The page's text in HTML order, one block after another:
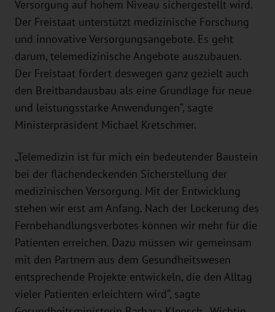
Versorgung auf hohem Niveau sichergestellt wird.
Der Freistaat unterstützt medizinische Forschung
und innovative Versorgungsangebote. Es geht
darum, telemedizinische Angebote auszubauen.
Der Freistaat fördert deswegen ganz gezielt auch
den Breitbandausbau als eine Grundlage für neue
und leistungsstarke Anwendungen“, sagte
Ministerpräsident Michael Kretschmer.
„Telemedizin ist für mich ein bedeutender Baustein
bei der flächendeckenden Sicherstellung der
medizinischen Versorgung. Mit der Entwicklung
stehen wir erst am Anfang. Nach der Lockerung des
Fernbehandlungsverbotes können wir mehr für die
Patienten erreichen. Dazu müssen wir gemeinsam
mit den Partnern aus dem Gesundheitswesen
entsprechende Projekte entwickeln, die den Alltag
vieler Patienten erleichtern wird“, sagte